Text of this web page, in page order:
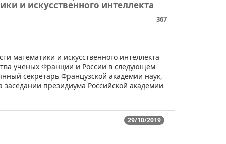
и искусственного интеллекта
367
математики и искусственного интеллекта
ученых Франции и России в следующем
секретарь Французской академии наук,
президиума Российской академии
29/10/2019